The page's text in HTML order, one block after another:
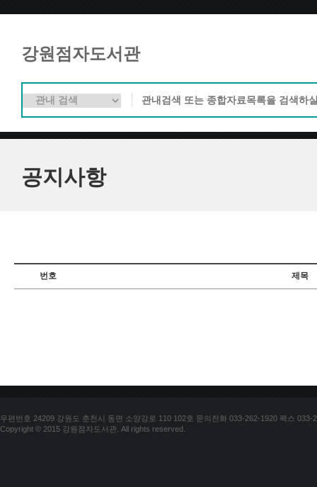
강원점자도서관
공지사항
번호 제목
우편번호 24209 강원도 춘천시 동면 소양강로 110 102호 문의전화 033-262-1920 팩스 033-
Copyright © 2015 강원점자도서관. All rights reserved.